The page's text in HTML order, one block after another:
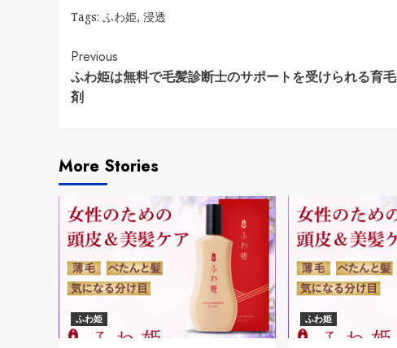
Tags: ふわ姫, 浸透
Continue
Reading
Previous
ふわ姫は無料で毛髪診断士のサポートを受けられる育毛
剤
More Stories
ふわ姫 ふわ姫